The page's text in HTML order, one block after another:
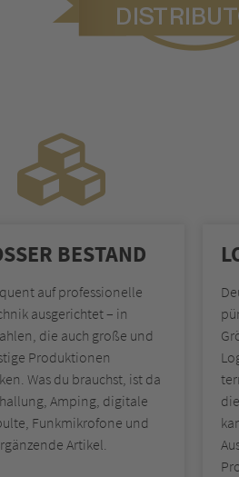
BESTAND
auf professionelle
ausgerichtet – in
die auch große und
Produktionen
Was du brauchst, ist da
Amping, digitale
Funkmikrofone und
Artikel.